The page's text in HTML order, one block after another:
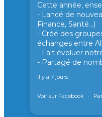
Cette année,
- Lancé de
Finance, Santé...)
- Créé des
échanges entre
- Fait évoluer notre
- Partagé de
il y a 7 jours
Voir sur Facebook ·